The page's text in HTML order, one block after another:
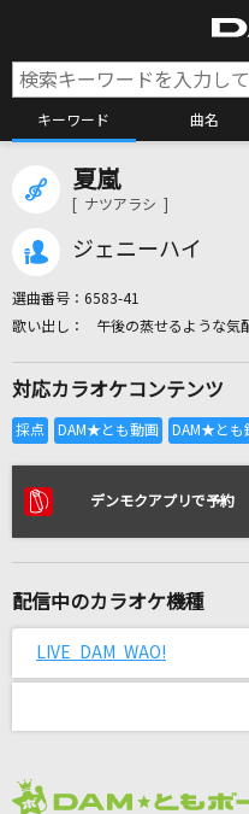
キーワード 曲名
全
リアルタイムで
BONBON GiRL
アイ・アイ・ア
夏嵐
[ ナツアラシ ]
ジェニーハイ
選曲番号： 6583-41
午後の蒸せるような気
対応カラオケコンテンツ
デンモクアプリで予約
配信中のカラオケ機種
LIVE DAM WAO!